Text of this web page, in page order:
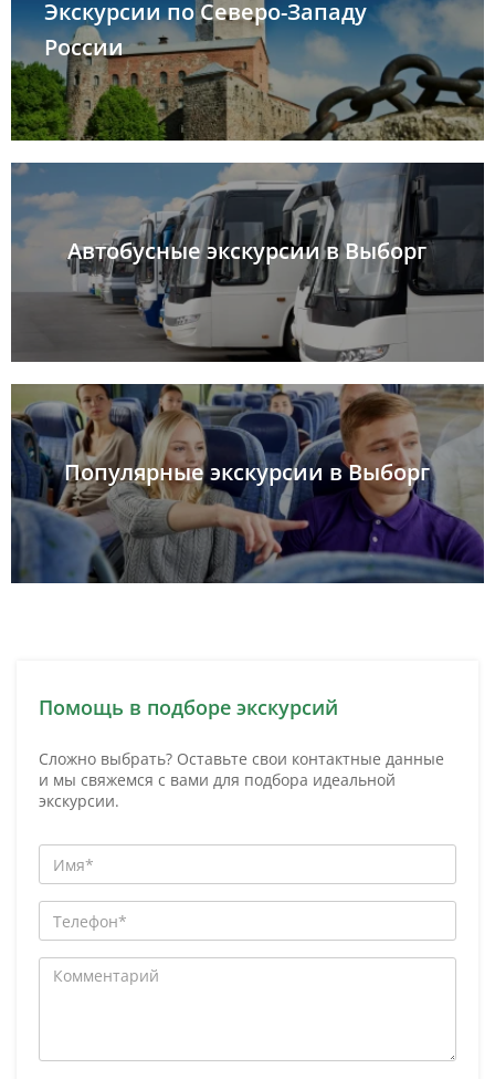
Экскурсии по Северо-Западу
России
Автобусные экскурсии в Выборг
Популярные экскурсии в Выборг
Помощь в подборе экскурсий
Сложно выбрать? Оставьте свои контактные данные
и мы свяжемся с вами для подбора идеальной
экскурсии.